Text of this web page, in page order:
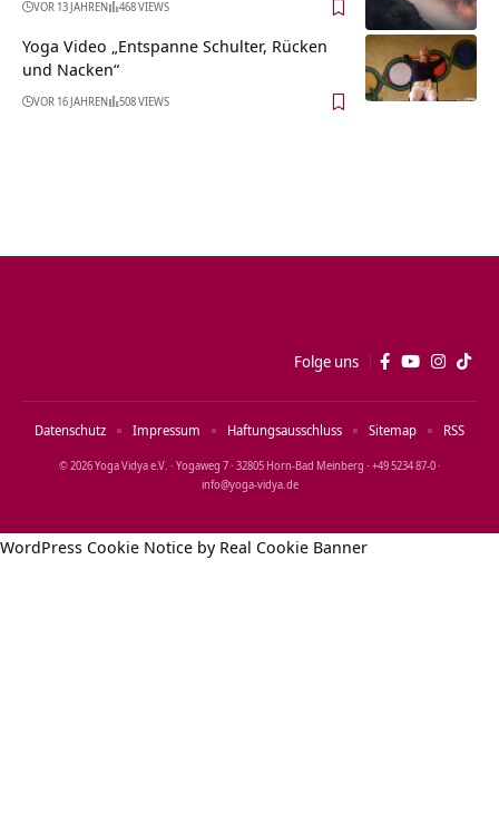
VOR 13 JAHREN 468 VIEWS
Yoga Video „Entspanne Schulter, Rücken
und Nacken“
VOR 16 JAHREN 508 VIEWS
Folge uns
© 2026 Yoga Vidya e.V. · Yogaweg 7 · 32805 Horn‑Bad Meinberg · +49 5234 87‑0 ·
info@yoga‑vidya.de
Datenschutz Impressum Haftungsausschluss Sitemap RSS
WordPress Cookie Notice by Real Cookie Banner